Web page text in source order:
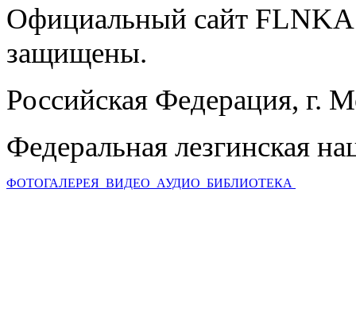
Официальный сайт
защищены.
Российская Федерация, г.
Федеральная лезгинская
ФОТОГАЛЕРЕЯ ВИДЕО АУДИО БИБЛИОТЕКА